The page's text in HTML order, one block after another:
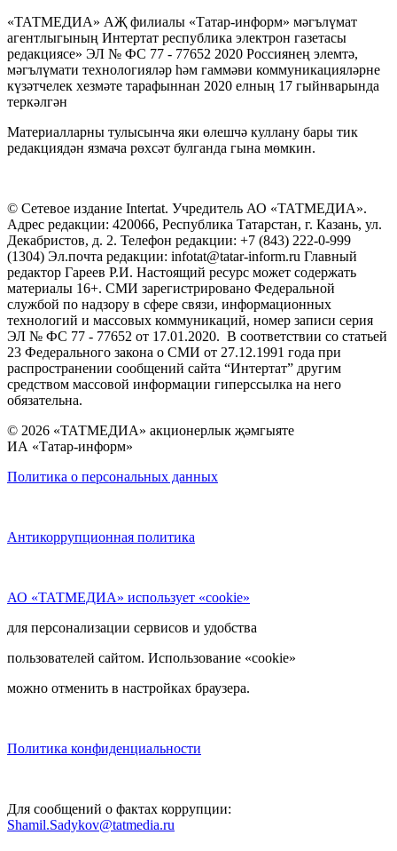
«ТАТМЕДИА» АҖ филиалы «Татар-информ» мәгълүмат
агентлыгының Интертат республика электрон газетасы
редакциясе» ЭЛ № ФС 77 - 77652 2020 Россиянең элемтә,
мәгълүмати технологияләр һәм гаммәви коммуникацияләрне
күзәтчелек хезмәте тарафыннан 2020 елның 17 гыйнварында
теркәлгән
Материалларны тулысынча яки өлешчә куллану бары тик
редакциядән язмача рөхсәт булганда гына мөмкин.
© Сетевое издание Intertat. Учредитель АО «ТАТМЕДИА».
Адрес редакции: 420066, Республика Татарстан, г. Казань, ул.
Декабристов, д. 2. Телефон редакции: +7 (843) 222-0-999
(1304) Эл.почта редакции: infotat@tatar-inform.ru Главный
редактор Гареев Р.И. Настоящий ресурс может содержать
материалы 16+. СМИ зарегистрировано Федеральной
службой по надзору в сфере связи, информационных
технологий и массовых коммуникаций, номер записи серия
ЭЛ № ФС 77 - 77652 от 17.01.2020. В соответствии со статьей
23 Федерального закона о СМИ от 27.12.1991 года при
распространении сообщений сайта “Интертат” другим
средством массовой информации гиперссылка на него
обязательна.
© 2026 «ТАТМЕДИА» акционерлык җәмгыяте
ИА «Татар-информ»
Политика о персональных данных
Антикоррупционная политика
АО «ТАТМЕДИА» использует «cookie»
для персонализации сервисов и удобства
пользователей сайтом. Использование «cookie»
можно отменить в настройках браузера.
Политика конфиденциальности
Для сообщений о фактах коррупции:
Shamil.Sadykov@tatmedia.ru